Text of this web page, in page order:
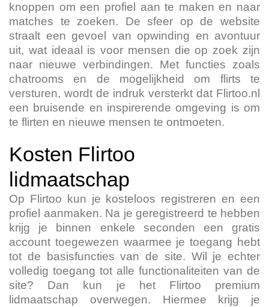
knoppen om een profiel aan te maken en naar
matches te zoeken. De sfeer op de website
straalt een gevoel van opwinding en avontuur
uit, wat ideaal is voor mensen die op zoek zijn
naar nieuwe verbindingen. Met functies zoals
chatrooms en de mogelijkheid om flirts te
versturen, wordt de indruk versterkt dat Flirtoo.nl
een bruisende en inspirerende omgeving is om
te flirten en nieuwe mensen te ontmoeten.
Kosten Flirtoo
lidmaatschap
Op Flirtoo kun je kosteloos registreren en een
profiel aanmaken. Na je geregistreerd te hebben
krijg je binnen enkele seconden een gratis
account toegewezen waarmee je toegang hebt
tot de basisfuncties van de site. Wil je echter
volledig toegang tot alle functionaliteiten van de
site? Dan kun je het Flirtoo premium
lidmaatschap overwegen. Hiermee krijg je